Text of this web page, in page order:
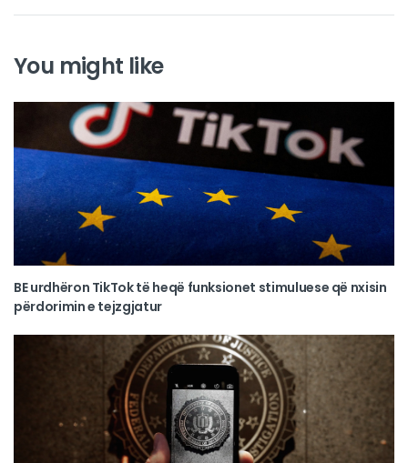
You might like
BE urdhëron TikTok të heqë funksionet stimuluese që nxisin
përdorimin e tejzgjatur